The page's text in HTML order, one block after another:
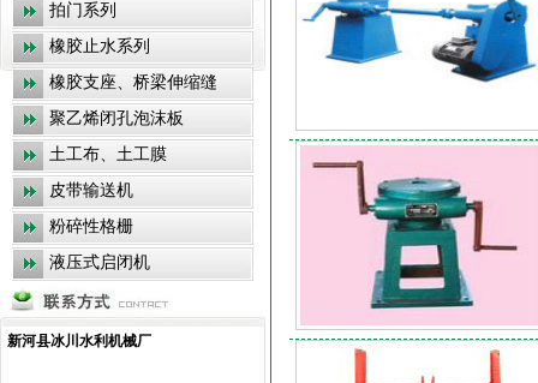
拍门系列
橡胶止水系列
橡胶支座、桥梁伸缩缝
聚乙烯闭孔泡沫板
土工布、土工膜
皮带输送机
粉碎性格栅
液压式启闭机
新河县冰川水利机械厂